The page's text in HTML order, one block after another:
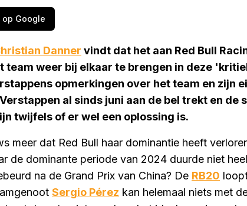
Google
Danner vindt dat het aan Red Bull
team weer bij elkaar te brengen in deze
opmerkingen over het team en zijn
al sinds juni aan de bel trekt en de
twijfels of er wel een oplossing is.
meer dat Red Bull haar dominantie heeft
de dominante periode van 2024 duurde niet
na de Grand Prix van China? De RB20
Sergio Pérez kan helemaal niets met